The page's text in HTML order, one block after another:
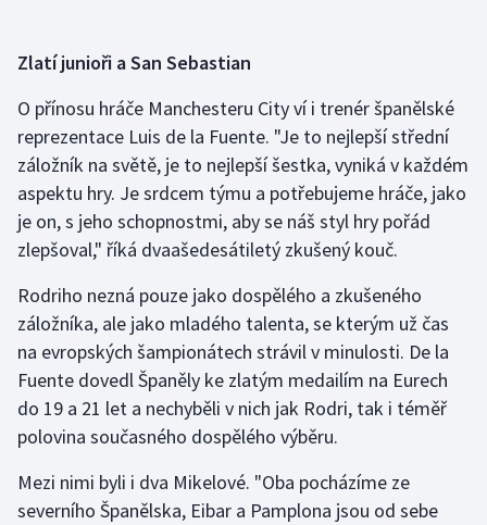
Stolní tenis
Triatlon
Veslování
Vodní slalom
Volejbal
Zlatí junioři a San Sebastian
O přínosu hráče Manchesteru City ví i trenér španělské
reprezentace Luis de la Fuente. "Je to nejlepší střední
záložník na světě, je to nejlepší šestka, vyniká v každém
aspektu hry. Je srdcem týmu a potřebujeme hráče, jako
je on, s jeho schopnostmi, aby se náš styl hry pořád
zlepšoval," říká dvaašedesátiletý zkušený kouč.
Rodriho nezná pouze jako dospělého a zkušeného
záložníka, ale jako mladého talenta, se kterým už čas
na evropských šampionátech strávil v minulosti. De la
Fuente dovedl Španěly ke zlatým medailím na Eurech
do 19 a 21 let a nechyběli v nich jak Rodri, tak i téměř
polovina současného dospělého výběru.
Mezi nimi byli i dva Mikelové. "Oba pocházíme ze
severního Španělska, Eibar a Pamplona jsou od sebe